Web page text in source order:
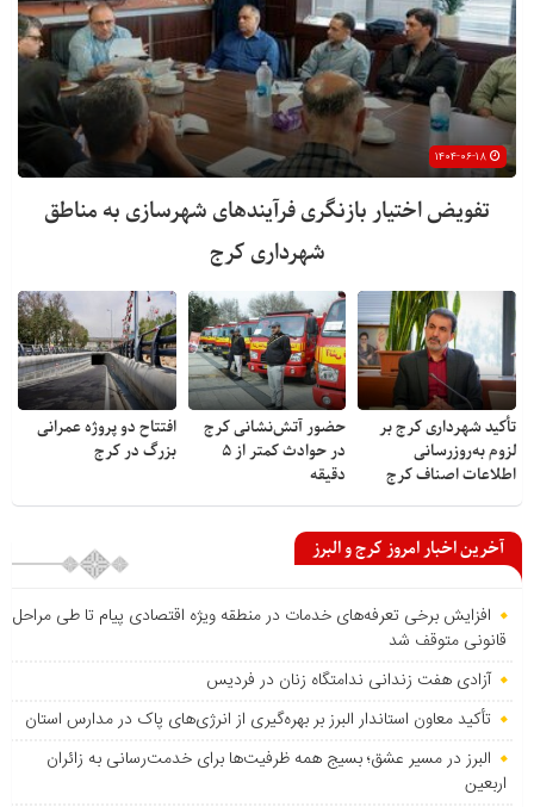
تفویض اختیار بازنگری فرآیندهای شهرسازی به مناطق
شهرداری کرج
تأکید شهرداری کرج بر
لزوم به‌روزرسانی
اطلاعات اصناف کرج
حضور آتش‌نشانی کرج
در حوادث کمتر از ۵
دقیقه
افتتاح دو پروژه عمرانی
بزرگ در کرج
آخرین اخبار امروز کرج و البرز
افزایش برخی تعرفه‌های خدمات در منطقه ویژه اقتصادی پیام تا طی مراحل
قانونی متوقف شد
آزادی هفت زندانی ندامتگاه زنان در فردیس
تأکید معاون استاندار البرز بر بهره‌گیری از انرژی‌های پاک در مدارس استان
البرز در مسیر عشق؛ بسیج همه ظرفیت‌ها برای خدمت‌رسانی به زائران
اربعین